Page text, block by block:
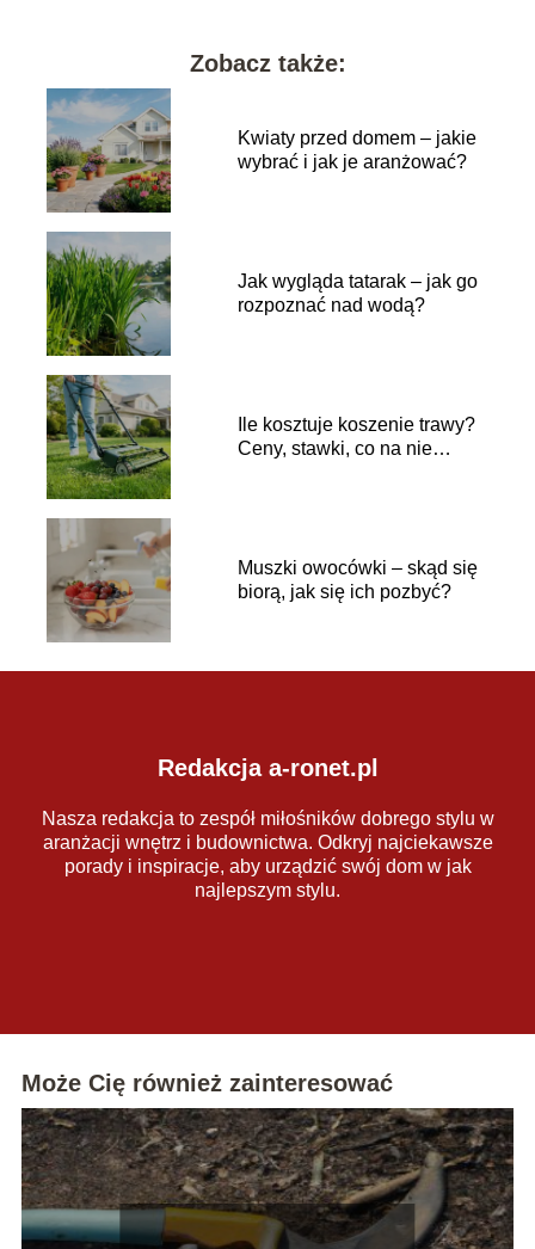
Zobacz także:
Kwiaty przed domem – jakie
wybrać i jak je aranżować?
Jak wygląda tatarak – jak go
rozpoznać nad wodą?
Ile kosztuje koszenie trawy?
Ceny, stawki, co na nie
Muszki owocówki – skąd się
biorą, jak się ich pozbyć?
Redakcja a-ronet.pl
Nasza redakcja to zespół miłośników dobrego stylu w
aranżacji wnętrz i budownictwa. Odkryj najciekawsze
porady i inspiracje, aby urządzić swój dom w jak
najlepszym stylu.
Może Cię również zainteresować